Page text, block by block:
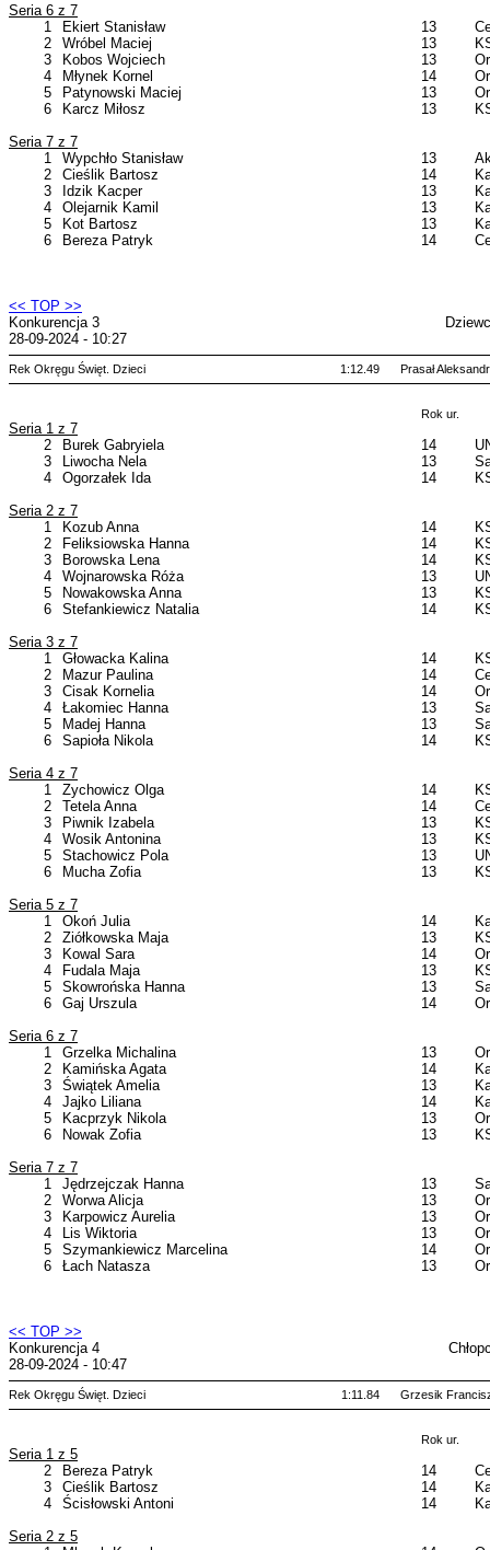
Seria 6 z 7
1
2
3
4
5
6
Ekiert Stanisław
Wróbel Maciej
Kobos Wojciech
Młynek Kornel
Patynowski Maciej
Karcz Miłosz
13
13
13
14
13
13
Seria 7 z 7
1
2
3
4
5
6
Wypchło Stanisław
Cieślik Bartosz
Idzik Kacper
Olejarnik Kamil
Kot Bartosz
Bereza Patryk
13
14
13
13
13
14
<< TOP >>
Konkurencja 3
28-09-2024 - 10:27
Rek Okręgu Święt. Dzieci 1:12.49 Prasał
Rok ur.
Seria 1 z 7
2
3
4
Burek Gabryiela
Liwocha Nela
Ogorzałek Ida
14
13
14
Seria 2 z 7
1
2
3
4
5
6
Kozub Anna
Feliksiowska Hanna
Borowska Lena
Wojnarowska Róża
Nowakowska Anna
Stefankiewicz Natalia
14
14
14
13
13
14
Seria 3 z 7
1
2
3
4
5
6
Głowacka Kalina
Mazur Paulina
Cisak Kornelia
Łakomiec Hanna
Madej Hanna
Sapioła Nikola
14
14
14
13
13
14
Seria 4 z 7
1
2
3
4
5
6
Zychowicz Olga
Tetela Anna
Piwnik Izabela
Wosik Antonina
Stachowicz Pola
Mucha Zofia
14
14
13
13
13
13
Seria 5 z 7
1
2
3
4
5
6
Okoń Julia
Ziółkowska Maja
Kowal Sara
Fudala Maja
Skowrońska Hanna
Gaj Urszula
14
13
14
13
13
14
Seria 6 z 7
1
2
3
4
5
6
Grzelka Michalina
Kamińska Agata
Świątek Amelia
Jajko Liliana
Kacprzyk Nikola
Nowak Zofia
13
14
13
14
13
13
Seria 7 z 7
1
2
3
4
5
6
Jędrzejczak Hanna
Worwa Alicja
Karpowicz Aurelia
Lis Wiktoria
Szymankiewicz Marcelina
Łach Natasza
13
13
13
13
14
13
<< TOP >>
Konkurencja 4
28-09-2024 - 10:47
Rek Okręgu Święt. Dzieci 1:11.84 Grzesik
Rok ur.
Seria 1 z 5
2
3
4
Bereza Patryk
Cieślik Bartosz
Ścisłowski Antoni
14
14
14
Seria 2 z 5